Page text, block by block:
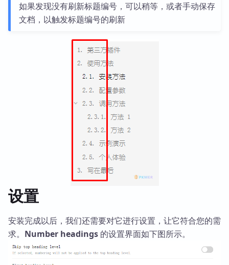
如果发现没有刷新标题编号，可以稍等，或者手动保存
文档，以触发标题编号的刷新
设置
安装完成以后，我们还需要对它进行设置，让它符合您的需
求。 Number headings 的设置界面如下图所示。